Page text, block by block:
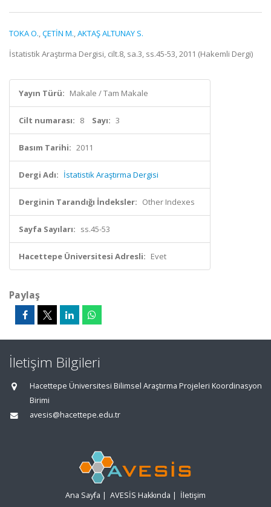
TOKA O.,ÇETİN M.,AKTAŞ ALTUNAY S.
İstatistik Araştırma Dergisi, cilt.8, sa.3, ss.45-53, 2011 (Hakemli Dergi)
Yayın Türü: Makale / Tam Makale
Cilt numarası: 8 Sayı: 3
Basım Tarihi: 2011
Dergi Adı: İstatistik Araştırma Dergisi
Derginin Tarandığı İndeksler: Other Indexes
Sayfa Sayıları: ss.45-53
Hacettepe Üniversitesi Adresli: Evet
Paylaş
İletişim Bilgileri
Hacettepe Üniversitesi Bilimsel Araştırma Projeleri Koordinasyon
Birimi
avesis@hacettepe.edu.tr
Ana Sayfa | AVESİS Hakkında | İletişim